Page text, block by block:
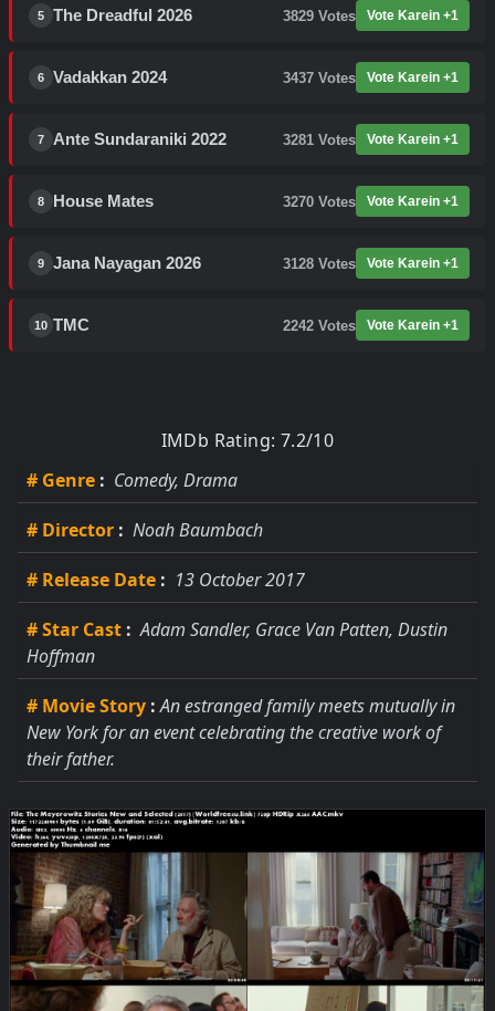
5 The Dreadful 2026 3829 Votes Vote Karein +1
6 Vadakkan 2024 3437 Votes Vote Karein +1
7 Ante Sundaraniki 2022 3281 Votes Vote Karein +1
8 House Mates 3270 Votes Vote Karein +1
9 Jana Nayagan 2026 3128 Votes Vote Karein +1
10 TMC 2242 Votes Vote Karein +1
IMDb Rating: 7.2/10
# Genre : Comedy, Drama
# Director : Noah Baumbach
# Release Date : 13 October 2017
# Star Cast : Adam Sandler, Grace Van Patten, Dustin
Hoffman
# Movie Story : An estranged family meets mutually in
New York for an event celebrating the creative work of
their father.